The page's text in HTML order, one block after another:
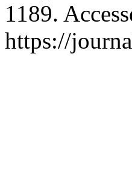
1189.
https://